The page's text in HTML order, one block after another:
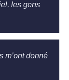
les gens
m’ont donné